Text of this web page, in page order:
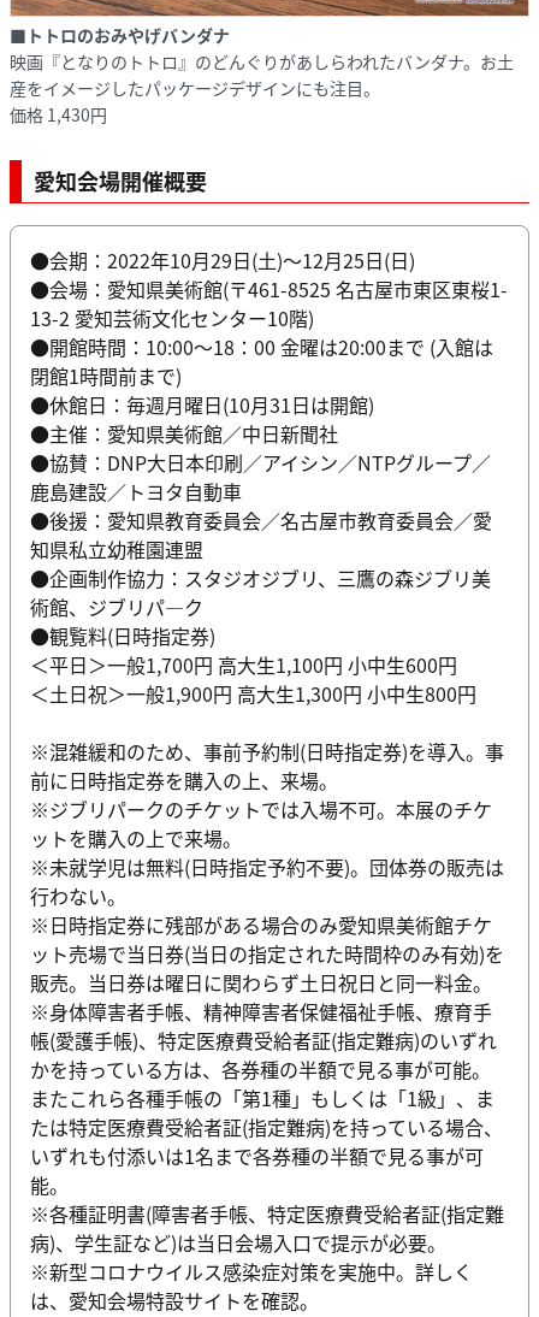
■トトロのおみやげバンダナ
映画『となりのトトロ』のどんぐりがあしらわれたバンダナ。お土
産をイメージしたパッケージデザインにも注目。
価格 1,430円
愛知会場開催概要
●会期：2022年10月29日(土)～12月25日(日)
●会場：愛知県美術館(〒461-8525 名古屋市東区東桜1-
13-2 愛知芸術文化センター10階)
●開館時間：10:00～18：00 金曜は20:00まで (入館は
閉館1時間前まで)
●休館日：毎週月曜日(10月31日は開館)
●主催：愛知県美術館／中日新聞社
●協賛：DNP大日本印刷／アイシン／NTPグループ／
鹿島建設／トヨタ自動車
●後援：愛知県教育委員会／名古屋市教育委員会／愛
知県私立幼稚園連盟
●企画制作協力：スタジオジブリ、三鷹の森ジブリ美
術館、ジブリパ―ク
●観覧料(日時指定券)
＜平日＞一般1,700円 高大生1,100円 小中生600円
＜土日祝＞一般1,900円 高大生1,300円 小中生800円
※混雑緩和のため、事前予約制(日時指定券)を導入。事
前に日時指定券を購入の上、来場。
※ジブリパークのチケットでは入場不可。本展のチケ
ットを購入の上で来場。
※未就学児は無料(日時指定予約不要)。団体券の販売は
行わない。
※日時指定券に残部がある場合のみ愛知県美術館チケ
ット売場で当日券(当日の指定された時間枠のみ有効)を
販売。当日券は曜日に関わらず土日祝日と同一料金。
※身体障害者手帳、精神障害者保健福祉手帳、療育手
帳(愛護手帳)、特定医療費受給者証(指定難病)のいずれ
かを持っている方は、各券種の半額で見る事が可能。
またこれら各種手帳の「第1種」もしくは「1級」、ま
たは特定医療費受給者証(指定難病)を持っている場合、
いずれも付添いは1名まで各券種の半額で見る事が可
能。
※各種証明書(障害者手帳、特定医療費受給者証(指定難
病)、学生証など)は当日会場入口で提示が必要。
※新型コロナウイルス感染症対策を実施中。詳しく
は、愛知会場特設サイトを確認。